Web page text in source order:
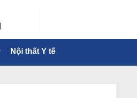
Nội thất Y tế